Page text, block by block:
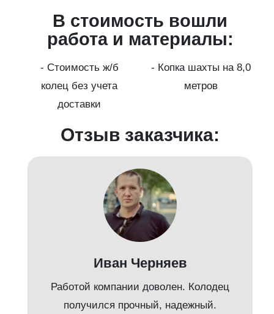
В стоимость вошли
работа и материалы:
- Стоимость ж/б
колец без учета
доставки
- Копка шахты на 8,0
метров
Отзыв заказчика:
Иван Черняев
Работой компании доволен. Колодец
получился прочный, надежный.